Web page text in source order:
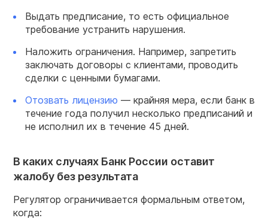
Выдать предписание, то есть официальное
требование устранить нарушения.
Наложить ограничения. Например, запретить
заключать договоры с клиентами, проводить
сделки с ценными бумагами.
Отозвать лицензию — крайняя мера, если банк в
течение года получил несколько предписаний и
не исполнил их в течение 45 дней.
В каких случаях Банк России оставит
жалобу без результата
Регулятор ограничивается формальным ответом,
когда: